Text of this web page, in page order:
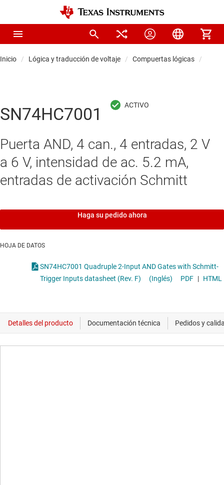
Inicio Lógica y traducción de voltaje Compuertas lógicas
SN74HC7001
Puerta AND, 4 can., 4 entradas, 2 V
a 6 V, intensidad de ac. 5.2 mA,
entradas de activación Schmitt
Haga su pedido ahora
HOJA DE DATOS
SN74HC7001 Quadruple 2-Input AND Gates with Schmitt-
Trigger Inputs datasheet (Rev. F)
(Inglés) PDF | HTML